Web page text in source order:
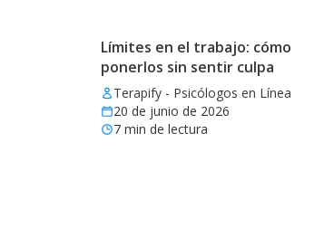
Límites en el trabajo: cómo
ponerlos sin sentir culpa
Terapify - Psicólogos en Línea
20 de junio de 2026
7 min de lectura